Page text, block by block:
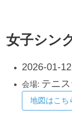
女子シン
2026-01-
会場: テニ
地図はこち